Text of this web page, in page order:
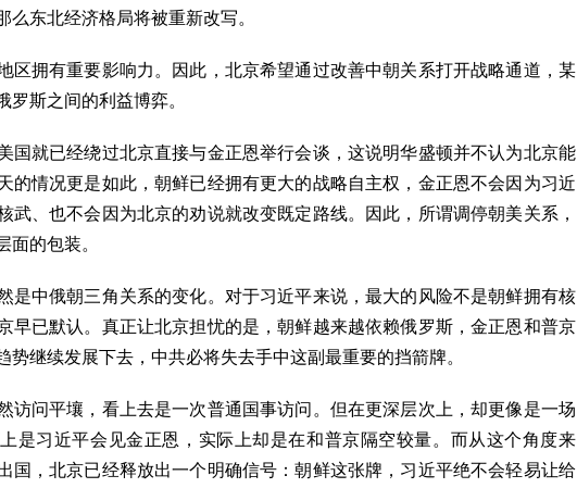
么东北经济格局将被重新改写。
区拥有重要影响力。因此，北京希望通过改善中朝关系打开战略通道，某
罗斯之间的利益博弈。
国就已经绕过北京直接与金正恩举行会谈，这说明华盛顿并不认为北京能
的情况更是如此，朝鲜已经拥有更大的战略自主权，金正恩不会因为习近
武、也不会因为北京的劝说就改变既定路线。因此，所谓调停朝美关系，
层面的包装。
是中俄朝三角关系的变化。对于习近平来说，最大的风险不是朝鲜拥有核
早已默认。真正让北京担忧的是，朝鲜越来越依赖俄罗斯，金正恩和普京
势继续发展下去，中共必将失去手中这副最重要的挡箭牌。
访问平壤，看上去是一次普通国事访问。但在更深层次上，却更像是一场
是习近平会见金正恩，实际上却是在和普京隔空较量。而从这个角度来
国，北京已经释放出一个明确信号：朝鲜这张牌，习近平绝不会轻易让给